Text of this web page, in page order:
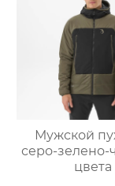
Мужской
серо-зелено-
цвета